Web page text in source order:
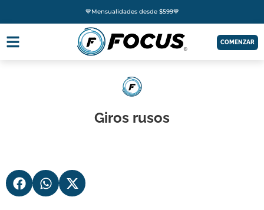
💙Mensualidades desde $599💙
COMENZAR
Giros rusos